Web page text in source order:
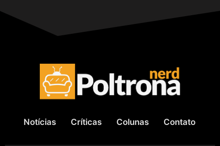
Notícias Críticas Colunas Contato